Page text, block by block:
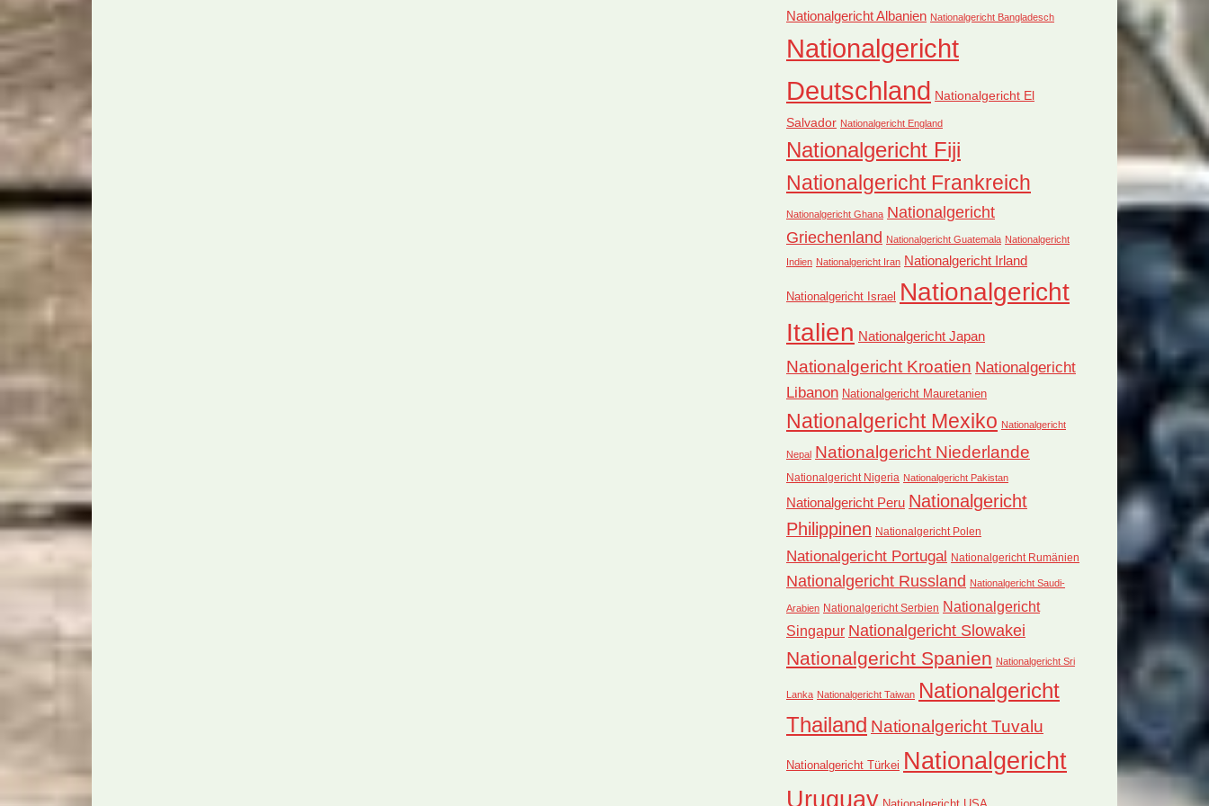
Nationalgericht Albanien Nationalgericht Bangladesch
Nationalgericht
Deutschland Nationalgericht El
Salvador Nationalgericht England
Nationalgericht Fiji
Nationalgericht Frankreich
Nationalgericht Ghana Nationalgericht
Griechenland Nationalgericht Guatemala Nationalgericht
Indien Nationalgericht Iran Nationalgericht Irland
Nationalgericht Israel Nationalgericht
Italien Nationalgericht Japan
Nationalgericht Kroatien Nationalgericht
Libanon Nationalgericht Mauretanien
Nationalgericht Mexiko Nationalgericht
Nepal Nationalgericht Niederlande
Nationalgericht Nigeria Nationalgericht Pakistan
Nationalgericht Peru Nationalgericht
Philippinen Nationalgericht Polen
Nationalgericht Portugal Nationalgericht Rumänien
Nationalgericht Russland Nationalgericht Saudi-
Arabien Nationalgericht Serbien Nationalgericht
Singapur Nationalgericht Slowakei
Nationalgericht Spanien Nationalgericht Sri
Lanka Nationalgericht Taiwan Nationalgericht
Thailand Nationalgericht Tuvalu
Nationalgericht Türkei Nationalgericht
Uruguay